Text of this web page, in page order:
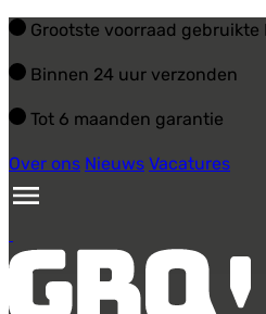
Grootste voorraad
Binnen 24 uur verzonden
Tot 6 maanden garantie
Over onsNieuwsVacatures